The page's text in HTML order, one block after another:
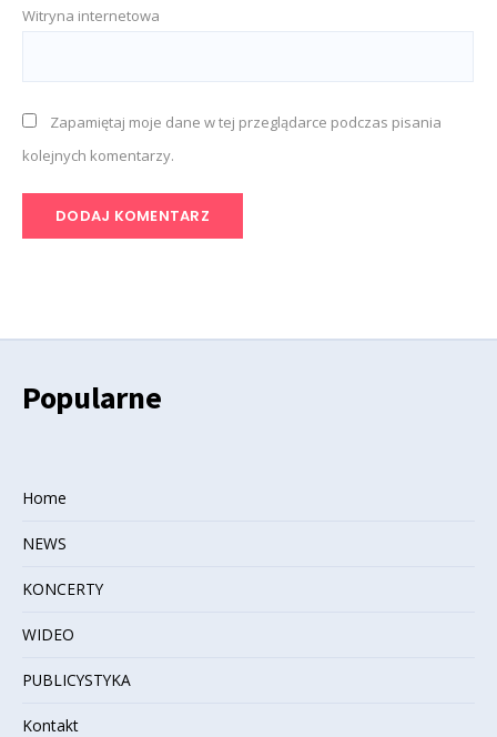
Witryna internetowa
Zapamiętaj moje dane w tej przeglądarce podczas pisania
kolejnych komentarzy.
Popularne
Home
NEWS
KONCERTY
WIDEO
PUBLICYSTYKA
Kontakt